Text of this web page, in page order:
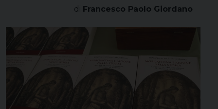
di Francesco Paolo Giordano